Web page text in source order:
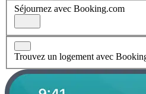
Séjournez avec Booking.com
Trouvez un logement avec